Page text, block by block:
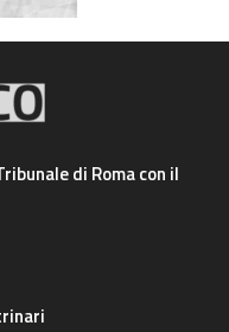
di Roma con il